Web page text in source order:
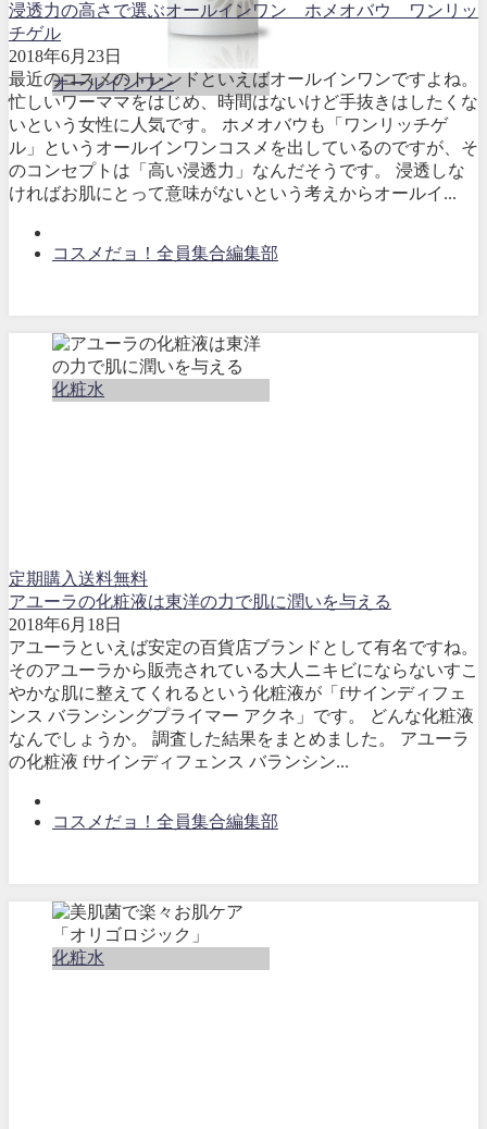
オールインワン
浸透力の高さで選ぶオールインワン ホメオバウ ワンリッ
チゲル
2018年6月23日
最近のコスメのトレンドといえばオールインワンですよね。
忙しいワーママをはじめ、時間はないけど手抜きはしたくな
いという女性に人気です。 ホメオバウも「ワンリッチゲ
ル」というオールインワンコスメを出しているのですが、そ
のコンセプトは「高い浸透力」なんだそうです。 浸透しな
ければお肌にとって意味がないという考えからオールイ...
コスメだョ！全員集合編集部
化粧水
定期購入送料無料
アユーラの化粧液は東洋の力で肌に潤いを与える
2018年6月18日
アユーラといえば安定の百貨店ブランドとして有名ですね。
そのアユーラから販売されている大人ニキビにならないすこ
やかな肌に整えてくれるという化粧液が「fサインディフェ
ンス バランシングプライマー アクネ」です。 どんな化粧液
なんでしょうか。 調査した結果をまとめました。 アユーラ
の化粧液 fサインディフェンス バランシン...
コスメだョ！全員集合編集部
化粧水